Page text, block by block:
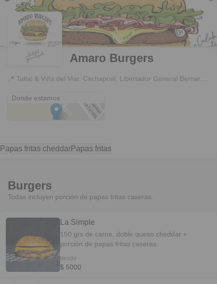
Amaro Burgers
📍
Donde estamos
Papas fritas cheddarPapas fritas
Burgers
Todas incluyen porción de papas fritas caseras.
La Simple
150 grs de carne, doble queso cheddar +
porción de papas fritas caseras.
desde
$ 5000